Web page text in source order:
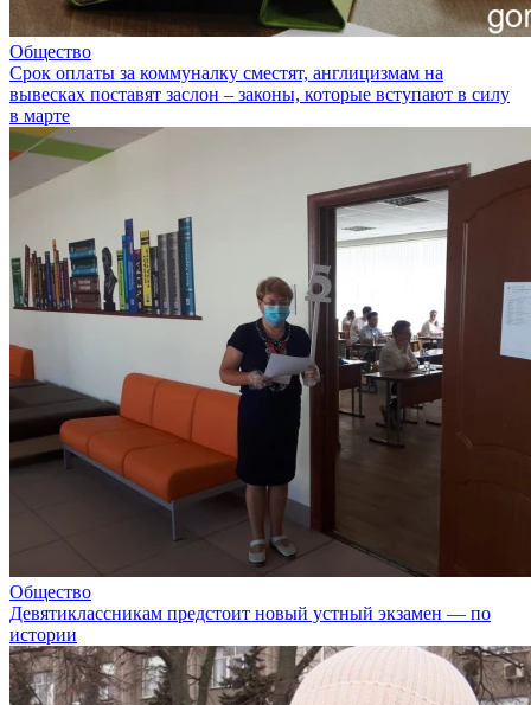
Общество
Срок оплаты за коммуналку сместят, англицизмам на
вывесках поставят заслон – законы, которые вступают в силу
в марте
Общество
Девятиклассникам предстоит новый устный экзамен — по
истории